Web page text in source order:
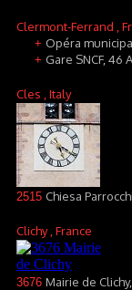
Clermont-Ferrand ,
+ Opéra
+ Gare SNCF,
Cles , Italy
2515 Chiesa
Clichy, France
3676 Mairie de